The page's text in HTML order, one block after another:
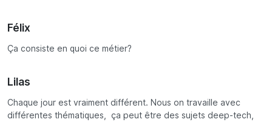
Félix
Ça consiste en quoi ce métier?
Lilas
Chaque jour est vraiment différent. Nous on travaille avec
différentes thématiques, ça peut être des sujets deep-tech,